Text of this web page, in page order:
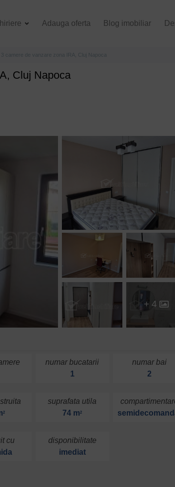
Adauga oferta Blog imobiliar
3 camere de vanzare zona IRA, Cluj Napoca
Cluj Napoca
+ 4
numar bucatarii
1
numar bai
2
2
suprafata utila
74 m2
cu
disponibilitate
imediat